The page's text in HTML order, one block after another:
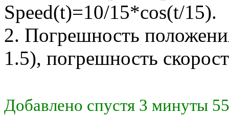
Speed(t)=10/15*cos(t/15).
2. Погрешность
1.5), погрешность
Добавлено спустя 3 минуты